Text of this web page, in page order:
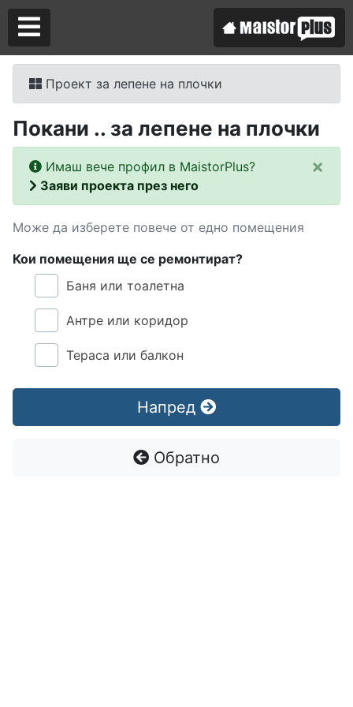
Проект за лепене на плочки
Покани .. за лепене на плочки
Имаш вече профил в MaistorPlus?
Заяви проекта през него
×
Може да изберете повече от едно помещения
Кои помещения ще се ремонтират?
Баня или тоалетна
Антре или коридор
Тераса или балкон
Напред
Обратно
Аз съм майстор
Търся майстор